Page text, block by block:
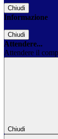
Chiudi
Informazione
Chiudi
Attendere...
Attendere il
Chiudi